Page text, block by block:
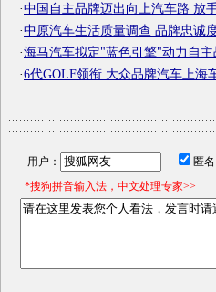
·中国自主品牌迈出向上汽车路 放
·中原汽车生活质量调查 品牌忠诚
·海马汽车拟定"蓝色引擎"动力自主
·6代GOLF领衔 大众品牌汽车上海
用户： 匿
*搜狗拼音输入法，中文处理专家>>